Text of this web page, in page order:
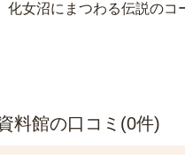
女沼にまつわる伝説のコ
料館の口コミ(0件)